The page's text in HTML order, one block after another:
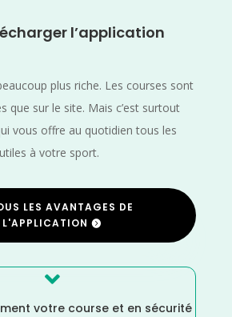
l’application
plus riche. Les courses sont
que sur le site. Mais c’est surtout
vous offre au quotidien tous les
à votre sport.
LES AVANTAGES DE
L'APPLICATION

votre course et en sécurité